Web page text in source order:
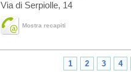
Via di Serpiolle, 14
Mostra recapiti
1 2 3 4